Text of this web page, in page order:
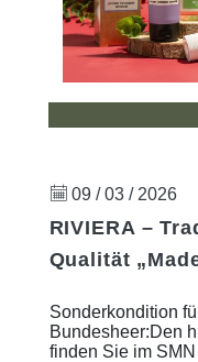
09 / 03 / 2026
RIVIERA –
Qualität
Sonderkondition
Bundesheer:Den
finden Sie im SMN